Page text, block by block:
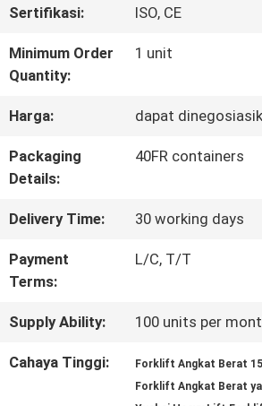
PABRIK
KONTROL
KUALITAS
SITEMAP
POLICY
Sertifikasi: ISO, CE
Minimum Order
Quantity:
1 unit
Harga: dapat
Packaging
Details:
40FR containers
Delivery Time: 30 working days
Payment
Terms:
L/C, T/T
Supply Ability: 100 units per
Cahaya Tinggi: Forklift Angkat Berat
Forklift Angkat Berat